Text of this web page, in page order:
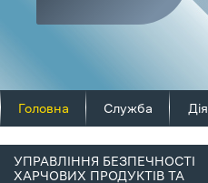
Головна Служба
УПРАВЛІННЯ БЕЗПЕЧНОСТІ
ХАРЧОВИХ ПРОДУКТІВ ТА